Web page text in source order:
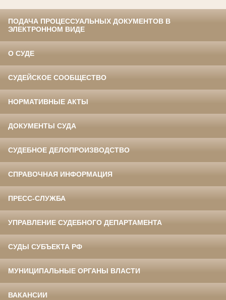
ПОДАЧА ПРОЦЕССУАЛЬНЫХ ДОКУМЕНТОВ В
ЭЛЕКТРОННОМ ВИДЕ
О СУДЕ
СУДЕЙСКОЕ СООБЩЕСТВО
НОРМАТИВНЫЕ АКТЫ
ДОКУМЕНТЫ СУДА
СУДЕБНОЕ ДЕЛОПРОИЗВОДСТВО
СПРАВОЧНАЯ ИНФОРМАЦИЯ
ПРЕСС-СЛУЖБА
УПРАВЛЕНИЕ СУДЕБНОГО ДЕПАРТАМЕНТА
СУДЫ СУБЪЕКТА РФ
МУНИЦИПАЛЬНЫЕ ОРГАНЫ ВЛАСТИ
ВАКАНСИИ